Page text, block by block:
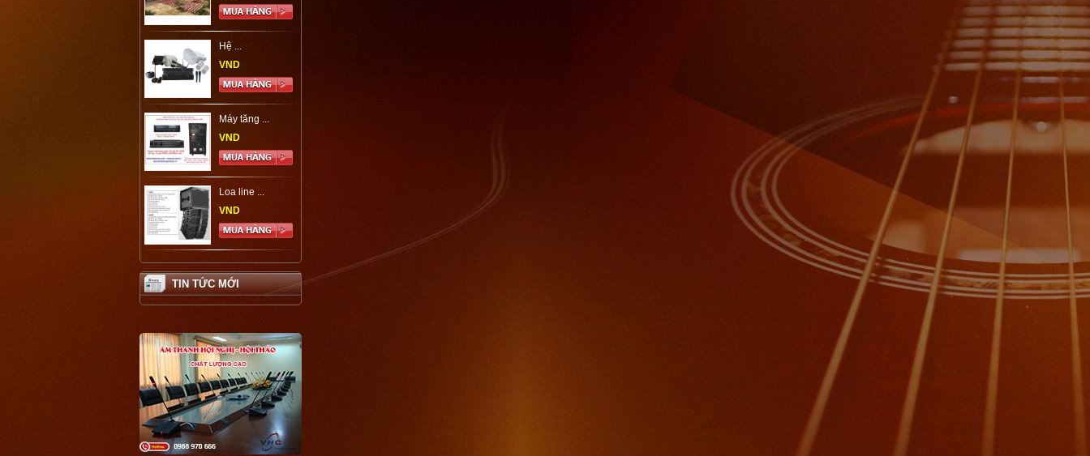
Hệ ...
VND
Máy tăng ...
VND
Loa line ...
VND
TIN TỨC MỚI